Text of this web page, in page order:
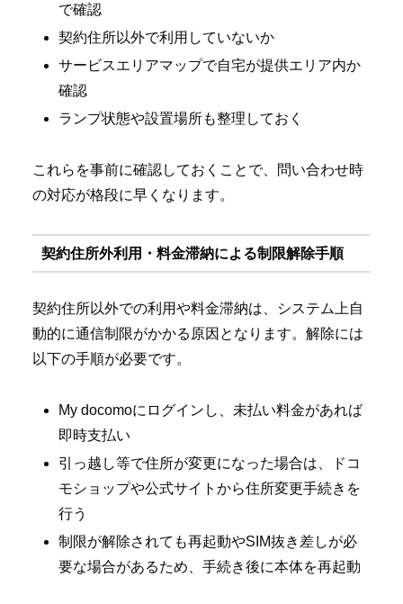
で確認
契約住所以外で利用していないか
サービスエリアマップで自宅が提供エリア内か
確認
ランプ状態や設置場所も整理しておく
これらを事前に確認しておくことで、問い合わせ時
の対応が格段に早くなります。
契約住所外利用・料金滞納による制限解除手順
契約住所以外での利用や料金滞納は、システム上自
動的に通信制限がかかる原因となります。解除には
以下の手順が必要です。
My docomoにログインし、未払い料金があれば
即時支払い
引っ越し等で住所が変更になった場合は、ドコ
モショップや公式サイトから住所変更手続きを
行う
制限が解除されても再起動やSIM抜き差しが必
要な場合があるため、手続き後に本体を再起動